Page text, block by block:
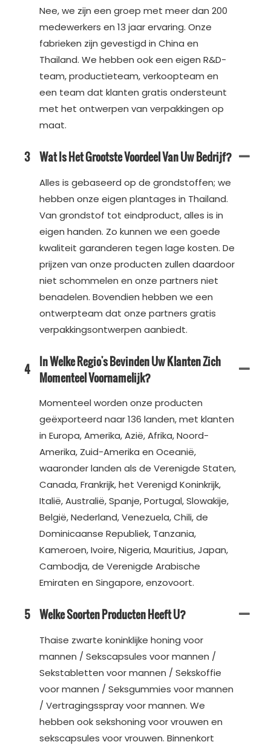
Nee, we zijn een groep met meer dan 200
medewerkers en 13 jaar ervaring. Onze
fabrieken zijn gevestigd in China en
Thailand. We hebben ook een eigen R&D-
team, productieteam, verkoopteam en
een team dat klanten gratis ondersteunt
met het ontwerpen van verpakkingen op
maat.
3 Wat Is Het Grootste Voordeel Van Uw Bedrijf?
Alles is gebaseerd op de grondstoffen; we
hebben onze eigen plantages in Thailand.
Van grondstof tot eindproduct, alles is in
eigen handen. Zo kunnen we een goede
kwaliteit garanderen tegen lage kosten. De
prijzen van onze producten zullen daardoor
niet schommelen en onze partners niet
benadelen. Bovendien hebben we een
ontwerpteam dat onze partners gratis
verpakkingsontwerpen aanbiedt.
4 In Welke Regio's Bevinden Uw Klanten Zich
Momenteel Voornamelijk?
Momenteel worden onze producten
geëxporteerd naar 136 landen, met klanten
in Europa, Amerika, Azië, Afrika, Noord-
Amerika, Zuid-Amerika en Oceanië,
waaronder landen als de Verenigde Staten,
Canada, Frankrijk, het Verenigd Koninkrijk,
Italië, Australië, Spanje, Portugal, Slowakije,
België, Nederland, Venezuela, Chili, de
Dominicaanse Republiek, Tanzania,
Kameroen, Ivoire, Nigeria, Mauritius, Japan,
Cambodja, de Verenigde Arabische
Emiraten en Singapore, enzovoort.
5 Welke Soorten Producten Heeft U?
Thaise zwarte koninklijke honing voor
mannen / Sekscapsules voor mannen /
Sekstabletten voor mannen / Sekskoffie
voor mannen / Seksgummies voor mannen
/ Vertragingsspray voor mannen. We
hebben ook sekshoning voor vrouwen en
sekscapsules voor vrouwen. Binnenkort